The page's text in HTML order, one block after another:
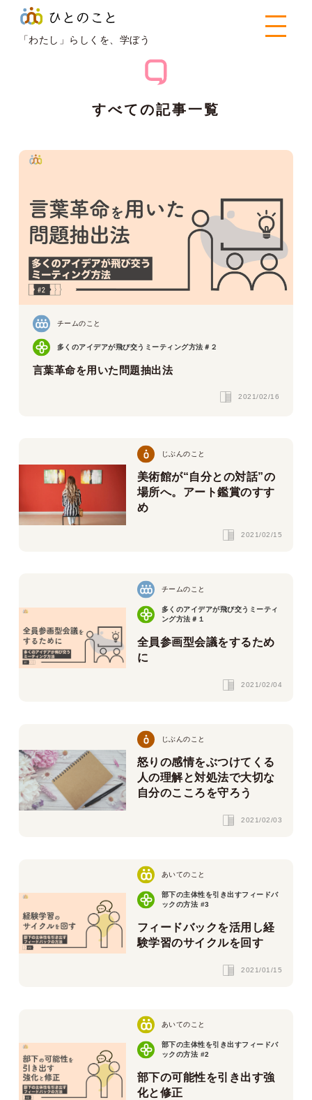
「わたし」らしくを、学ぼう
ひとのこと>すべての記事
すべての記事一覧
チームのこと
多くのアイデアが飛び交うミーティング方法＃２
言葉革命を用いた問題抽出法
2021/02/16
じぶんのこと
美術館が“自分との対話”の
場所へ。アート鑑賞のすす
め
2021/02/15
チームのこと
多くのアイデアが飛び交うミーティ
ング方法＃１
全員参画型会議をするため
に
2021/02/04
じぶんのこと
怒りの感情をぶつけてくる
人の理解と対処法で大切な
自分のこころを守ろう
2021/02/03
あいてのこと
部下の主体性を引き出すフィードバ
ックの方法 #3
フィードバックを活用し経
験学習のサイクルを回す
2021/01/15
あいてのこと
部下の主体性を引き出すフィードバ
ックの方法 #2
部下の可能性を引き出す強
化と修正